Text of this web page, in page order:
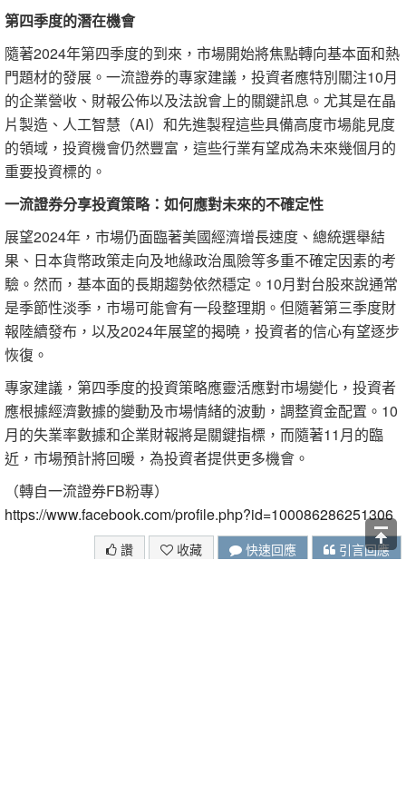
第四季度的潛在機會
隨著2024年第四季度的到來，市場開始將焦點轉向基本面和熱
門題材的發展。一流證券的專家建議，投資者應特別關注10月
的企業營收、財報公佈以及法說會上的關鍵訊息。尤其是在晶
片製造、人工智慧（AI）和先進製程這些具備高度市場能見度
的領域，投資機會仍然豐富，這些行業有望成為未來幾個月的
重要投資標的。
一流證券分享投資策略：如何應對未來的不確定性
展望2024年，市場仍面臨著美國經濟增長速度、總統選舉結
果、日本貨幣政策走向及地緣政治風險等多重不確定因素的考
驗。然而，基本面的長期趨勢依然穩定。10月對台股來說通常
是季節性淡季，市場可能會有一段整理期。但隨著第三季度財
報陸續發布，以及2024年展望的揭曉，投資者的信心有望逐步
恢復。
專家建議，第四季度的投資策略應靈活應對市場變化，投資者
應根據經濟數據的變動及市場情緒的波動，調整資金配置。10
月的失業率數據和企業財報將是關鍵指標，而隨著11月的臨
近，市場預計將回暖，為投資者提供更多機會。
（轉自一流證券FB粉專）
https://www.facebook.com/profile.php?id=100086286251306
讚 收藏 快速回應 引言回應